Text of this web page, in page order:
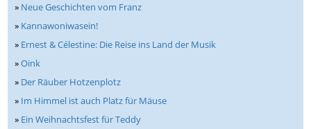
» Neue Geschichten vom Franz
» Kannawoniwasein!
» Ernest & Célestine: Die Reise ins Land der Musik
»Oink
» Der Räuber Hotzenplotz
» Im Himmel ist auch Platz für Mäuse
» Ein Weihnachtsfest für Teddy